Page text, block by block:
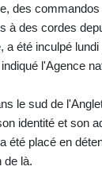
des
à des cordes
a été inculpé
l'Agence
le sud de
identité et son
été placé en
de là.